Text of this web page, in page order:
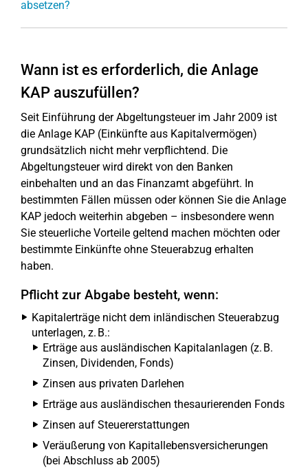
absetzen?
Wann ist es erforderlich, die Anlage
KAP auszufüllen?
Seit Einführung der Abgeltungsteuer im Jahr 2009 ist
die Anlage KAP (Einkünfte aus Kapitalvermögen)
grundsätzlich nicht mehr verpflichtend. Die
Abgeltungsteuer wird direkt von den Banken
einbehalten und an das Finanzamt abgeführt. In
bestimmten Fällen müssen oder können Sie die Anlage
KAP jedoch weiterhin abgeben – insbesondere wenn
Sie steuerliche Vorteile geltend machen möchten oder
bestimmte Einkünfte ohne Steuerabzug erhalten
haben.
Pflicht zur Abgabe besteht, wenn:
Kapitalerträge nicht dem inländischen Steuerabzug
unterlagen, z. B.:
Erträge aus ausländischen Kapitalanlagen (z. B.
Zinsen, Dividenden, Fonds)
Zinsen aus privaten Darlehen
Erträge aus ausländischen thesaurierenden Fonds
Zinsen auf Steuererstattungen
Veräußerung von Kapitallebensversicherungen
(bei Abschluss ab 2005)